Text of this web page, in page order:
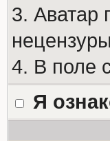
3. Аватар
4. В поле
Я